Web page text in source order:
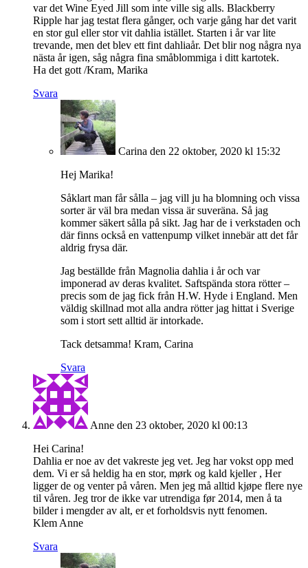
var det Wine Eyed Jill som inte ville sig alls. Blackberry
Ripple har jag testat flera gånger, och varje gång har det varit
en stor gul eller stor vit dahlia istället. Starten i år var lite
trevande, men det blev ett fint dahliaår. Det blir nog några nya
nästa år igen, såg några fina småblommiga i ditt kartotek.
Ha det gott /Kram, Marika
Svara
Carina den 22 oktober, 2020 kl 15:32
Hej Marika!
Såklart man får sålla – jag vill ju ha blomning och vissa
sorter är väl bra medan vissa är suveräna. Så jag
kommer säkert sålla på sikt. Jag har de i verkstaden och
där finns också en vattenpump vilket innebär att det får
aldrig frysa där.
Jag beställde från Magnolia dahlia i år och var
imponerad av deras kvalitet. Saftspända stora rötter –
precis som de jag fick från H.W. Hyde i England. Men
väldig skillnad mot alla andra rötter jag hittat i Sverige
som i stort sett alltid är intorkade.
Tack detsamma! Kram, Carina
Svara
Anne den 23 oktober, 2020 kl 00:13
Hei Carina!
Dahlia er noe av det vakreste jeg vet. Jeg har vokst opp med
dem. Vi er så heldig ha en stor, mørk og kald kjeller , Her
ligger de og venter på våren. Men jeg må alltid kjøpe flere nye
til våren. Jeg tror de ikke var utrendiga før 2014, men å ta
bilder i mengder av alt, er et forholdsvis nytt fenomen.
Klem Anne
Svara